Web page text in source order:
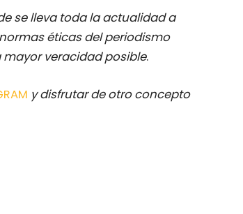
se lleva toda la actualidad a
éticas del periodismo
veracidad posible.
y disfrutar de otro concepto